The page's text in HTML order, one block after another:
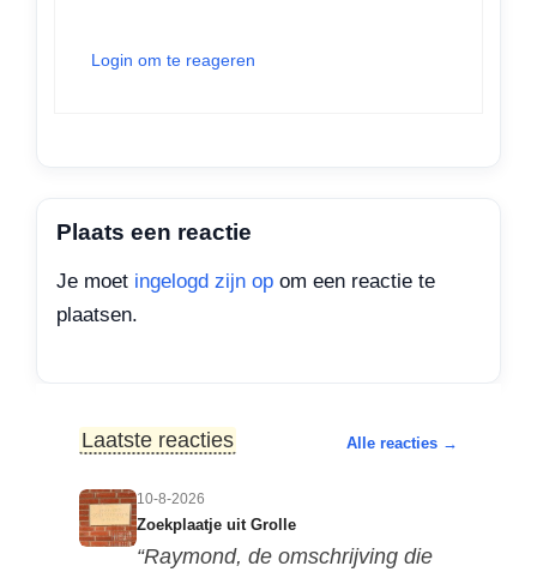
Login om te reageren
Plaats een reactie
Je moet ingelogd zijn op om een reactie te
plaatsen.
Laatste reacties Alle reacties →
10-8-2026
Zoekplaatje uit Grolle
“Raymond, de omschrijving die